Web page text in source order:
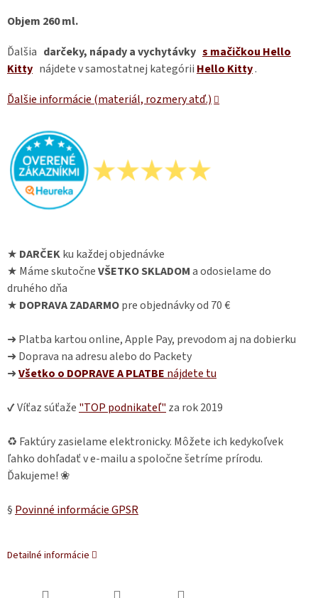
Objem 260 ml.
Ďalšia darčeky, nápady a vychytávky s mačičkou Hello
Kitty nájdete v samostatnej kategórii Hello Kitty.
Ďalšie informácie (materiál, rozmery atď.)
★ DARČEKku každej objednávke
★ Máme skutočneVŠETKO SKLADOMa odosielame do
druhého dňa
★ DOPRAVA ZADARMOpre objednávky od 70 €
➜ Platba kartou online, Apple Pay, prevodom aj na dobierku
➜ Doprava na adresu alebo do Packety
➜Všetko o DOPRAVE A PLATBE nájdete tu
✔ Víťaz súťaže "TOP podnikateľ" za rok 2019
♻ Faktúry zasielame elektronicky. Môžete ich kedykoľvek
ľahko dohľadať v e-mailu a spoločne šetríme prírodu.
Ďakujeme! ❀
§ Povinné informácie GPSR
Detailné informácie